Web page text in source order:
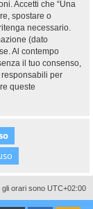
Accetti che “Una
spostare o
necessario.
(dato
Al contempo
il tuo consenso,
responsabili per
queste
gli orari sono UTC+02:00